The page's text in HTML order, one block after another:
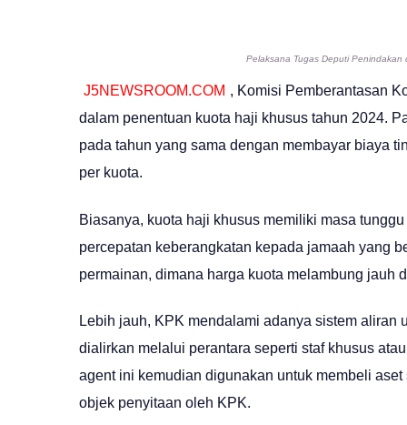
Pelaksana Tugas Deputi Penindakan
J5NEWSROOM.COM , Komisi Pemberantasan
dalam penentuan kuota haji khusus tahun 2024.
pada tahun yang sama dengan membayar biaya
per kuota.
Biasanya, kuota haji khusus memiliki masa
percepatan keberangkatan kepada jamaah yang
permainan, dimana harga kuota melambung jauh
Lebih jauh, KPK mendalami adanya sistem
dialirkan melalui perantara seperti staf khusus
agent ini kemudian digunakan untuk membeli
objek penyitaan oleh KPK.